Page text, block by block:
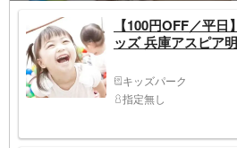
【100円OFF／平
ッズ 兵庫アスピア
キッズパーク
指定無し